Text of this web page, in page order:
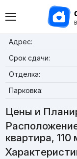
Адрес:
Срок сдачи:
Отделка:
Парковка:
Цены и
квартира, 110